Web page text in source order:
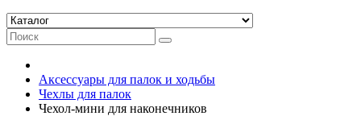
Аксессуары для палок и ходьбы
Чехлы для палок
Чехол-мини для наконечников